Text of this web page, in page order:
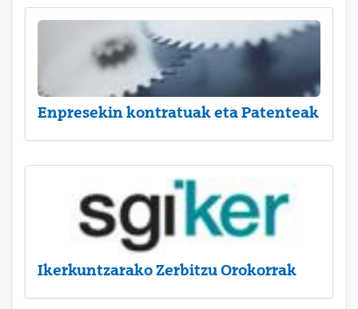
Enpresekin kontratuak eta Patenteak
Ikerkuntzarako Zerbitzu Orokorrak